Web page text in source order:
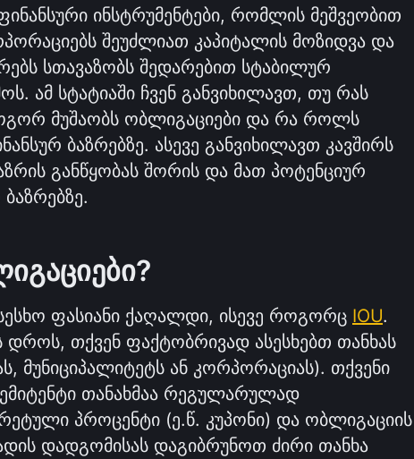
ინსტრუმენტები, რომლის მეშვეობით
შეუძლიათ კაპიტალის მოზიდვა და
სთავაზობს შედარებით სტაბილურ
ამ სტატიაში ჩვენ განვიხილავთ, თუ რას
მუშაობს ობლიგაციები და რა როლს
ბაზრებზე. ასევე განვიხილავთ კავშირს
განწყობას შორის და მათ პოტენციურ
ფასიანი ქაღალდი, ისევე როგორც IOU.
დროს, თქვენ ფაქტობრივად ასესხებთ თანხას
მუნიციპალიტეტს ან კორპორაციას). თქვენი
თანახმაა რეგულარულად
პროცენტი (ე.წ. კუპონი) და ობლიგაციის
დადგომისას დაგიბრუნოთ ძირი თანხა